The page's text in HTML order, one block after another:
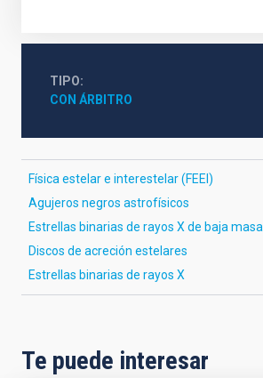
TIPO
CON ÁRBITRO
Física estelar e interestelar (FEEI)
Agujeros negros astrofísicos
Estrellas binarias de rayos X de baja masa
Discos de acreción estelares
Estrellas binarias de rayos X
Te puede interesar